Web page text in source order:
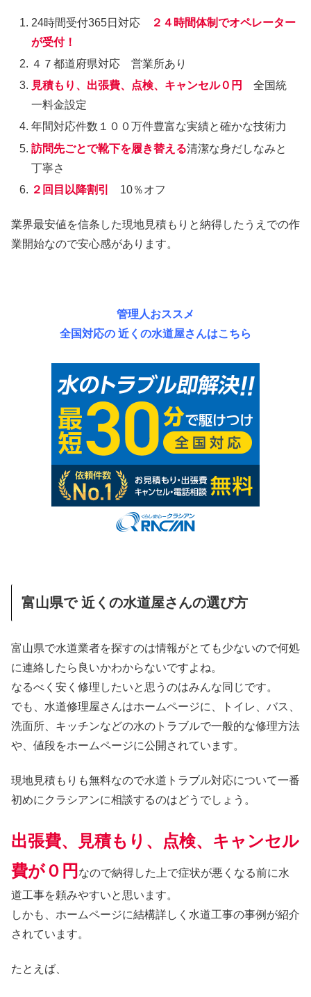
24時間受付365日対応
２４時間体制でオペレーター
が受付！
４７都道府県対応 営業所あり
見積もり、出張費、点検、キャンセル０円
全国統
一料金設定
年間対応件数１００万件豊富な実績と確かな技術力
訪問先ごとで靴下を履き替える清潔な身だしなみと
丁寧さ
２回目以降割引
10％オフ
業界最安値を信条した現地見積もりと納得したうえでの作
業開始なので安心感があります。
管理人おススメ
全国対応の 近くの水道屋さんはこちら
富山県で 近くの水道屋さんの選び方
富山県で水道業者を探すのは情報がとても少ないので何処
に連絡したら良いかわからないですよね。
なるべく安く修理したいと思うのはみんな同じです。
でも、水道修理屋さんはホームページに、トイレ、バス、
洗面所、キッチンなどの水のトラブルで一般的な修理方法
や、値段をホームページに公開されています。
現地見積もりも無料なので水道トラブル対応について一番
初めにクラシアンに相談するのはどうでしょう。
出張費、見積もり、点検、キャンセル
費が０円 なので納得した上で症状が悪くなる前に水
道工事を頼みやすいと思います。
しかも、ホームページに結構詳しく水道工事の事例が紹介
されています。
たとえば、